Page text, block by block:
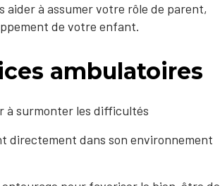
aider à assumer votre rôle de parent,
de votre enfant.
ambulatoires
à surmonter les difficultés
directement dans son environnement